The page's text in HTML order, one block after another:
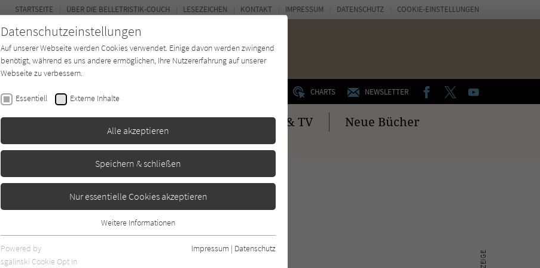
CHARTS NEWSLETTER FACEBOOKTWITTERYOUTUBE
Autor*in Verlage Magazin Kino & TV Neue Bücher
STARTSEITE ÜBER DIE BELLETRISTIK-COUCH LESEZEICHEN KONTAKT IMPRESSUM DATENSCHUTZ COOKIE-EINSTELLUNGEN
Datenschutzeinstellungen
Auf unserer Webseite werden Cookies verwendet. Einige davon werden zwingend
benötigt, während es uns andere ermöglichen, Ihre Nutzererfahrung auf unserer
Webseite zu verbessern.
Essentiell Externe Inhalte
Alle akzeptieren
Speichern & schließen
Nur essentielle Cookies akzeptieren
Essentielle Cookies werden für grundlegende Funktionen der Webseite
benötigt. Dadurch ist gewährleistet, dass die Webseite einwandfrei
Weitere Informationen
Powered by
sgalinski Cookie Opt In
Impressum | Datenschutz